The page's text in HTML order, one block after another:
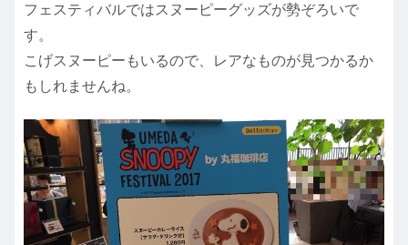
フェスティバルではスヌーピーグッズが勢ぞろいで
す。
こげスヌーピーもいるので、レアなものが見つかるか
もしれませんね。